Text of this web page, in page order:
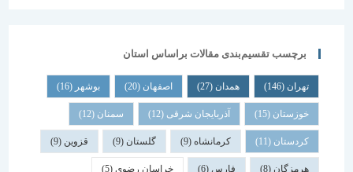
برچسب تقسیم‌بندی مقالات براساس استان
همدان اصفهان (20) بوشهر
خوزستان(15) آذربایجان شرقی(12) سمنان (12)
کردستان(11) کرمانشاه(9) گلستان (9) قزوین
هرمزگان(8) فارس خراسان رضوی(5)